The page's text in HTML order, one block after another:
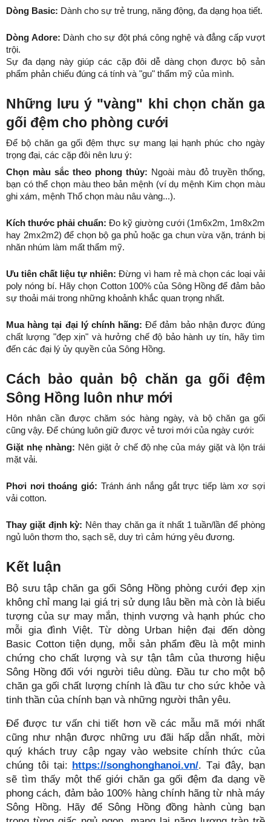
Dòng Basic: Dành cho sự trẻ trung, năng động, đa dạng họa tiết.
Dòng Adore: Dành cho sự đột phá công nghệ và đẳng cấp vượt
trội.
Sự đa dạng này giúp các cặp đôi dễ dàng chọn được bộ sản
phẩm phản chiếu đúng cá tính và "gu" thẩm mỹ của mình.
Những lưu ý "vàng" khi chọn chăn ga
gối đệm cho phòng cưới
Để bộ chăn ga gối đệm thực sự mang lại hạnh phúc cho ngày
trọng đại, các cặp đôi nên lưu ý:
Chọn màu sắc theo phong thủy: Ngoài màu đỏ truyền thống,
bạn có thể chọn màu theo bản mệnh (ví dụ mệnh Kim chọn màu
ghi xám, mệnh Thổ chọn màu nâu vàng...).
Kích thước phải chuẩn: Đo kỹ giường cưới (1m6x2m, 1m8x2m
hay 2mx2m2) để chọn bộ ga phủ hoặc ga chun vừa vặn, tránh bị
nhăn nhúm làm mất thẩm mỹ.
Ưu tiên chất liệu tự nhiên: Đừng vì ham rẻ mà chọn các loại vải
poly nóng bí. Hãy chọn Cotton 100% của Sông Hồng để đảm bảo
sự thoải mái trong những khoảnh khắc quan trọng nhất.
Mua hàng tại đại lý chính hãng: Để đảm bảo nhận được đúng
chất lượng "đẹp xịn" và hưởng chế độ bảo hành uy tín, hãy tìm
đến các đại lý ủy quyền của Sông Hồng.
Cách bảo quản bộ chăn ga gối đệm
Sông Hồng luôn như mới
Hôn nhân cần được chăm sóc hàng ngày, và bộ chăn ga gối
cũng vậy. Để chúng luôn giữ được vẻ tươi mới của ngày cưới:
Giặt nhẹ nhàng: Nên giặt ở chế độ nhẹ của máy giặt và lộn trái
mặt vải.
Phơi nơi thoáng gió: Tránh ánh nắng gắt trực tiếp làm xơ sợi
vải cotton.
Thay giặt định kỳ: Nên thay chăn ga ít nhất 1 tuần/lần để phòng
ngủ luôn thơm tho, sạch sẽ, duy trì cảm hứng yêu đương.
Kết luận
Bộ sưu tập chăn ga gối Sông Hồng phòng cưới đẹp xịn
không chỉ mang lại giá trị sử dụng lâu bền mà còn là biểu
tượng của sự may mắn, thịnh vượng và hạnh phúc cho
mỗi gia đình Việt. Từ dòng Urban hiện đại đến dòng
Basic Cotton tiện dụng, mỗi sản phẩm đều là một minh
chứng cho chất lượng và sự tận tâm của thương hiệu
Sông Hồng đối với người tiêu dùng. Đầu tư cho một bộ
chăn ga gối chất lượng chính là đầu tư cho sức khỏe và
tinh thần của chính bạn và những người thân yêu.
Để được tư vấn chi tiết hơn về các mẫu mã mới nhất
cũng như nhận được những ưu đãi hấp dẫn nhất, mời
quý khách truy cập ngay vào website chính thức của
chúng tôi tại: https://songhonghanoi.vn/. Tại đây, bạn
sẽ tìm thấy một thế giới chăn ga gối đệm đa dạng về
phong cách, đảm bảo 100% hàng chính hãng từ nhà máy
Sông Hồng. Hãy để Sông Hồng đồng hành cùng bạn